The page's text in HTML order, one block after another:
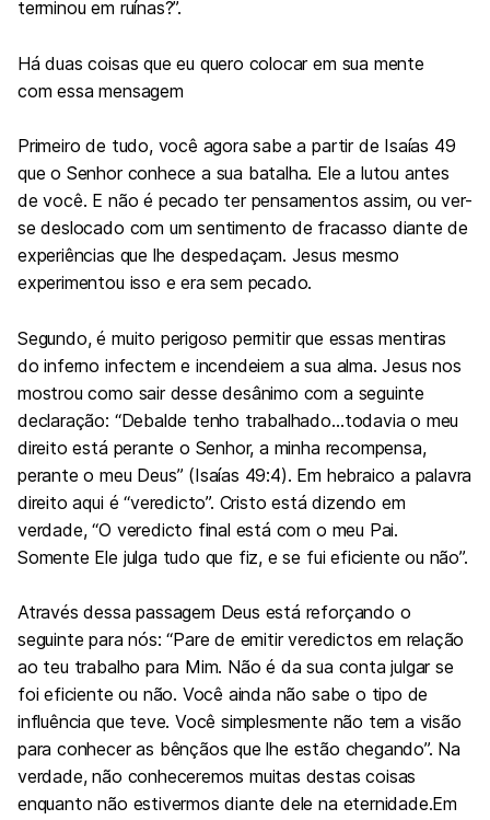
terminou em ruínas?”.
Há duas coisas que eu quero colocar em sua mente
com essa mensagem
Primeiro de tudo, você agora sabe a partir de Isaías 49
que o Senhor conhece a sua batalha. Ele a lutou antes
de você. E não é pecado ter pensamentos assim, ou ver-
se deslocado com um sentimento de fracasso diante de
experiências que lhe despedaçam. Jesus mesmo
experimentou isso e era sem pecado.
Segundo, é muito perigoso permitir que essas mentiras
do inferno infectem e incendeiem a sua alma. Jesus nos
mostrou como sair desse desânimo com a seguinte
declaração: “Debalde tenho trabalhado…todavia o meu
direito está perante o Senhor, a minha recompensa,
perante o meu Deus” (Isaías 49:4). Em hebraico a palavra
direito aqui é “veredicto”. Cristo está dizendo em
verdade, “O veredicto final está com o meu Pai.
Somente Ele julga tudo que fiz, e se fui eficiente ou não”.
Através dessa passagem Deus está reforçando o
seguinte para nós: “Pare de emitir veredictos em relação
ao teu trabalho para Mim. Não é da sua conta julgar se
foi eficiente ou não. Você ainda não sabe o tipo de
influência que teve. Você simplesmente não tem a visão
para conhecer as bênçãos que lhe estão chegando”. Na
verdade, não conheceremos muitas destas coisas
enquanto não estivermos diante dele na eternidade.Em